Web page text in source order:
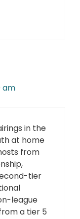
am
in the
at home
from
tier
league
a tier 5